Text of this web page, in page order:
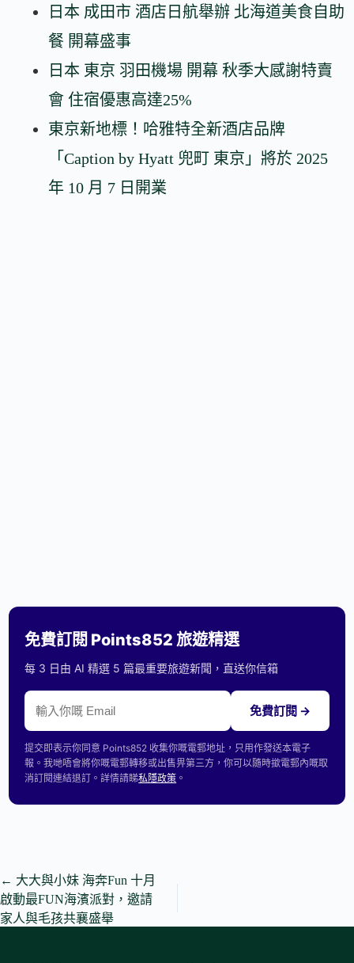
日本 成田市 酒店日航舉辦 北海道美食自助
餐 開幕盛事
日本 東京 羽田機場 開幕 秋季大感謝特賣
會 住宿優惠高達25%
東京新地標！哈雅特全新酒店品牌
「Caption by Hyatt 兜町 東京」將於 2025
年 10 月 7 日開業
免費訂閱 Points852 旅遊精選
每 3 日由 AI 精選 5 篇最重要旅遊新聞，直送你信箱
免費訂閱 →
提交即表示你同意 Points852 收集你嘅電郵地址，只用作發送本電子
報。我哋唔會將你嘅電郵轉移或出售畀第三方，你可以隨時撳電郵內嘅取
消訂閱連結退訂。詳情請睇私隱政策 。
← 大大與小妹 海奔Fun 十月
啟動最FUN海濱派對，邀請
家人與毛孩共襄盛舉